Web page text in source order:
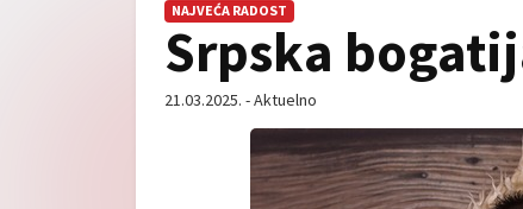
NAJVEĆA RADOST
Srpska
21.03.2025. - Aktuelno